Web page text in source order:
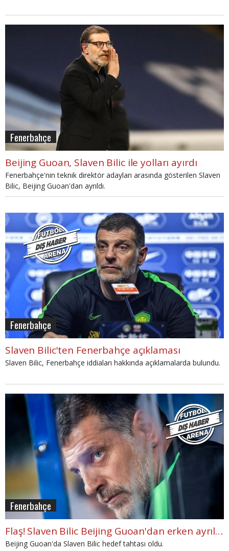
Fenerbahçe
Beijing Guoan, Slaven Bilic ile yolları ayırdı
Fenerbahçe'nin teknik direktör adayları arasında gösterilen Slaven
Bilic, Beijing Guoan'dan ayrıldı.
Fenerbahçe
Slaven Bilic'ten Fenerbahçe açıklaması
Slaven Bilic, Fenerbahçe iddiaları hakkında açıklamalarda bulundu.
Fenerbahçe
Flaş! Slaven Bilic Beijing Guoan'dan erken ayrılabilir
Beijing Guoan'da Slaven Bilic hedef tahtası oldu.